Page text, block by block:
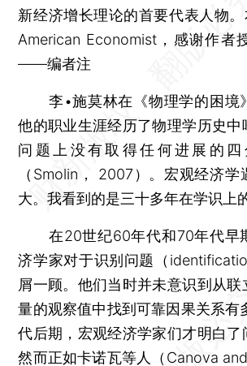
新经济增长理论的首要代表人物
American Economist，感谢作者
——编者注
李•施莫林在《物理学的困境
他的职业生涯经历了物理学历史中
问题上没有取得任何进展的
（Smolin， 2007）。宏观经济
大。我看到的是三十多年在学识上
在20世纪60年代和70年代早
济学家对于识别问题（
屑一顾。他们当时并未意识到从
量的观察值中找到可靠因果关系有
代后期，宏观经济学家们才明白了
然而正如卡诺瓦等人（Canova